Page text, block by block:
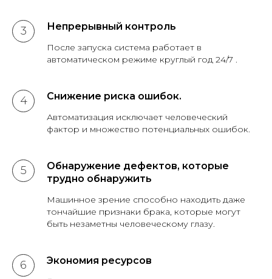
Непрерывный контроль
После запуска система работает в
автоматическом режиме круглый год 24/7 .
Снижение риска ошибок.
Автоматизация исключает человеческий
фактор и множество потенциальных ошибок.
Обнаружение дефектов, которые
трудно обнаружить
Машинное зрение способно находить даже
тончайшие признаки брака, которые могут
быть незаметны человеческому глазу.
Экономия ресурсов